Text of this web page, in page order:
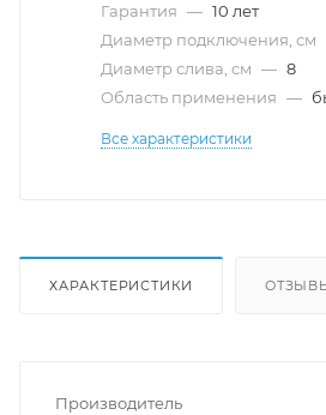
Гарантия — 10 лет
Диаметр подключения, см
Диаметр слива, см — 8
Область применения —
Все характеристики
ХАРАКТЕРИСТИКИ
Производитель